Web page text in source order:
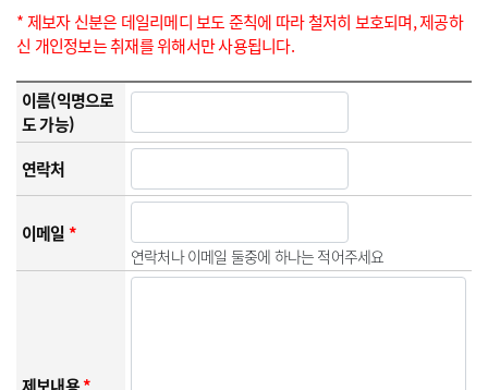
* 제보자 신분은 데일리메디 보도 준칙에 따라 철저히 보호되며, 제공하
신 개인정보는 취재를 위해서만 사용됩니다.
이름(익명으로
도 가능)
연락처
이메일*
연락처나 이메일 둘중에 하나는 적어주세요